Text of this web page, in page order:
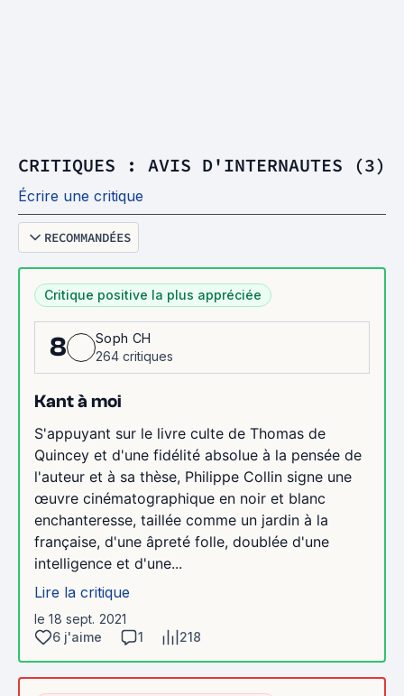
CRITIQUES : AVIS D'INTERNAUTES (3)
Écrire une critique
RECOMMANDÉES
Critique positive la plus appréciée
8
Soph CH
264 critiques
Kant à moi
S'appuyant sur le livre culte de Thomas de
Quincey et d'une fidélité absolue à la pensée de
l'auteur et à sa thèse, Philippe Collin signe une
œuvre cinématographique en noir et blanc
enchanteresse, taillée comme un jardin à la
française, d'une âpreté folle, doublée d'une
intelligence et d'une...
Lire la critique
le 18 sept. 2021
6 j'aime
1 218